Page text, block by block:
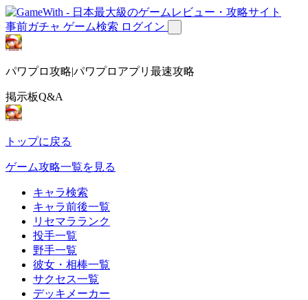
事前ガチャ ゲーム検索 ログイン
パワプロ攻略|パワプロアプリ最速攻略
掲示板Q&A
トップに戻る
ゲーム攻略一覧を見る
キャラ検索
キャラ前後一覧
リセマラランク
投手一覧
野手一覧
彼女・相棒一覧
サクセス一覧
デッキメーカー